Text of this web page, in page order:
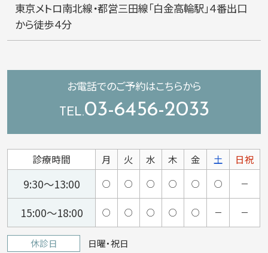
東京メトロ南北線・都営三田線「白金高輪駅」４番出口
から徒歩４分
お電話でのご予約はこちらから
03-6456-2033
休診日
日曜・祝日
診療時間 月 火 水 木 金 土 日祝
9:30～13:00 ○ ○ ○ ○ ○ ○ －
15:00～18:00 ○ ○ ○ ○ ○ － －